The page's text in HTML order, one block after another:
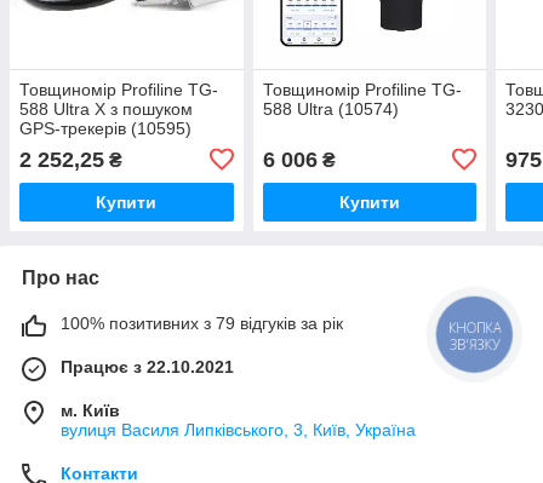
Товщиномір Profiline TG-
588 Ultra X з пошуком
GPS-трекерів (10595)
2 252,25 ₴
Купити
Товщиномір Profiline TG-
588 Ultra (10574)
6 006₴
Купити
975
Про нас
100% позитивних з 79 відгуків за рік
Працює з 22.10.2021
м. Київ
вулиця Василя Липківського, 3, Київ, Україна
Контакти
КНОПКА
ЗВ'ЯЗКУ